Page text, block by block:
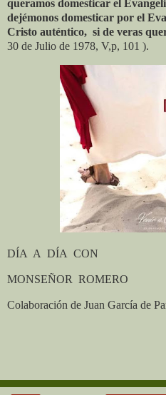
queramos domesticar el
dejémonos domesticar por el
Cristo auténtico, si de veras
30 de Julio de 1978, V,p, 101 ).
DÍA A DÍA CON
MONSEÑOR ROMERO
Colaboración de Juan García de